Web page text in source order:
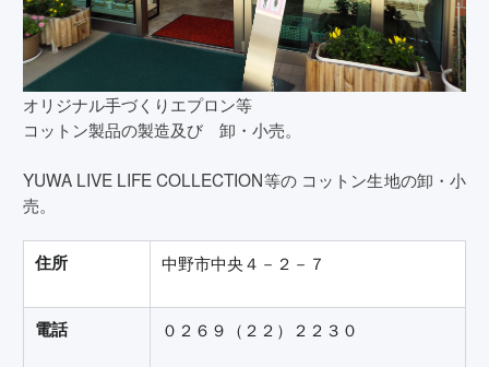
オリジナル手づくりエプロン等
コットン製品の製造及び 卸・小売。
YUWA LIVE LIFE COLLECTION等の コットン生地の卸・小
売。
住所 中野市中央４－２－７
電話 ０２６９（２２）２２３０